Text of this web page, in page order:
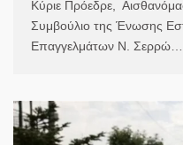
Κύριε Πρόεδρε,
Συμβούλιο της Ένωσης
Επαγγελμάτων Ν. Σερρώ…